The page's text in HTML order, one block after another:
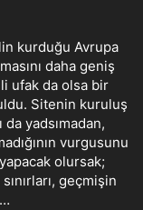
kurduğu Avrupa
daha geniş
ufak da olsa bir
Sitenin kuruluş
yadsımadan,
vurgusunu
olursak;
geçmişin